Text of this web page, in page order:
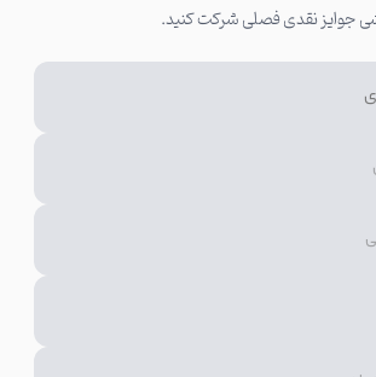
را فراموش نکنید
تبلیغاتی قدرت جادویی دارند و می‌توانند
دهند. کلماتی مانند «رایگان»، «انحصاری»،
به‌درستی احساسات مخاطب را
جوایز نقدی فصلی شرکت کنید.